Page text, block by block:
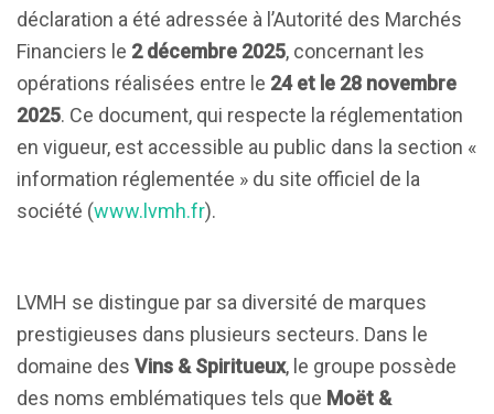
déclaration a été adressée à l’Autorité des Marchés
Financiers le 2 décembre 2025, concernant les
opérations réalisées entre le 24 et le 28 novembre
2025. Ce document, qui respecte la réglementation
en vigueur, est accessible au public dans la section «
information réglementée » du site officiel de la
société (www.lvmh.fr).
LVMH se distingue par sa diversité de marques
prestigieuses dans plusieurs secteurs. Dans le
domaine des Vins & Spiritueux, le groupe possède
des noms emblématiques tels que Moët &